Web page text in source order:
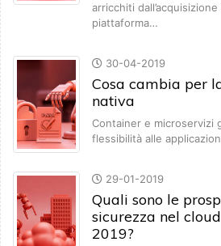
arricchiti dall’acquisizione
piattaforma…
30-04-2019
Cosa cambia per
nativa
Container e microservizi
flessibilità alle
29-01-2019
Quali sono le
sicurezza nel
2019?